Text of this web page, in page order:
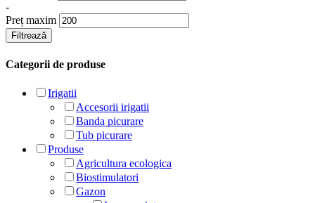
-
Preț maxim
Filtrează
Categorii de produse
Irigatii
Accesorii irigatii
Banda picurare
Tub picurare
Produse
Agricultura ecologica
Biostimulatori
Gazon